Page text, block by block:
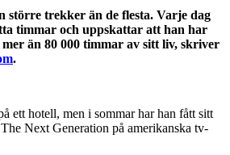
större trekker än de flesta. Varje dag
timmar och uppskattar att han har
än 80 000 timmar av sitt liv, skriver
.
ett hotell, men i sommar har han fått sitt
Next Generation på amerikanska tv-